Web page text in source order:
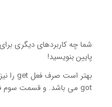
پایین بنویسید!
got می باشد. و قسمت سوم فعل get، فعل gotten می باشد.